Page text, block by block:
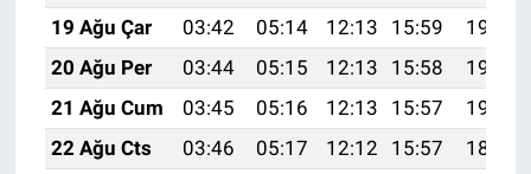
19 Ağu Çar
03:42 05:14 12:13 15:59
19:02
20 Ağu Per
03:44 05:15 12:13 15:58
19:01
21 Ağu Cum
03:45 05:16 12:13 15:57
19:00
22 Ağu Cts
03:46 05:17 12:12 15:57
18:58